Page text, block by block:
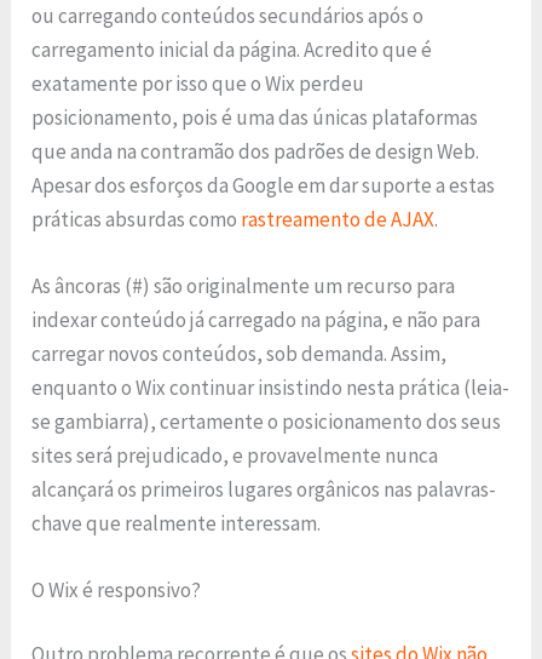
ou carregando conteúdos secundários após o
carregamento inicial da página. Acredito que é
exatamente por isso que o Wix perdeu
posicionamento, pois é uma das únicas plataformas
que anda na contramão dos padrões de design Web.
Apesar dos esforços da Google em dar suporte a estas
práticas absurdas como rastreamento de AJAX.
As âncoras (#) são originalmente um recurso para
indexar conteúdo já carregado na página, e não para
carregar novos conteúdos, sob demanda. Assim,
enquanto o Wix continuar insistindo nesta prática (leia-
se gambiarra), certamente o posicionamento dos seus
sites será prejudicado, e provavelmente nunca
alcançará os primeiros lugares orgânicos nas palavras-
chave que realmente interessam.
O Wix é responsivo?